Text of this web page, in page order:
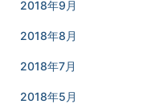
2018年9月
2018年8月
2018年7月
2018年5月